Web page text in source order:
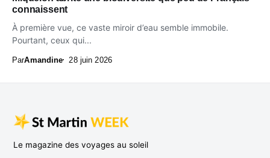
connaissent
À première vue, ce vaste miroir d’eau semble immobile.
Pourtant, ceux qui...
ParAmandine 28 juin 2026
Le magazine des voyages au soleil